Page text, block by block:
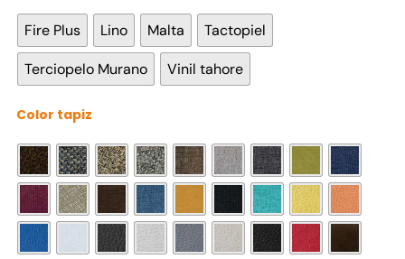
Fire Plus Lino Malta Tactopiel
Terciopelo Murano Vinil tahore
Color tapiz